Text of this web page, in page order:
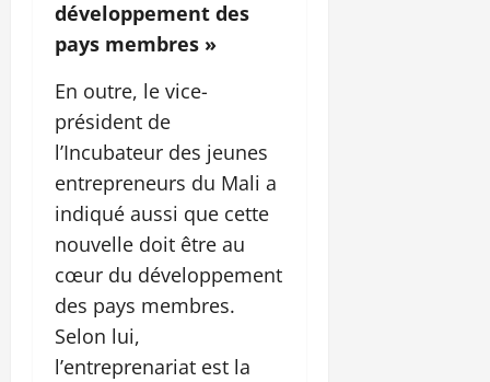
développement des
pays membres »
En outre, le vice-
président de
l’Incubateur des jeunes
entrepreneurs du Mali a
indiqué aussi que cette
nouvelle doit être au
cœur du développement
des pays membres.
Selon lui,
l’entreprenariat est la